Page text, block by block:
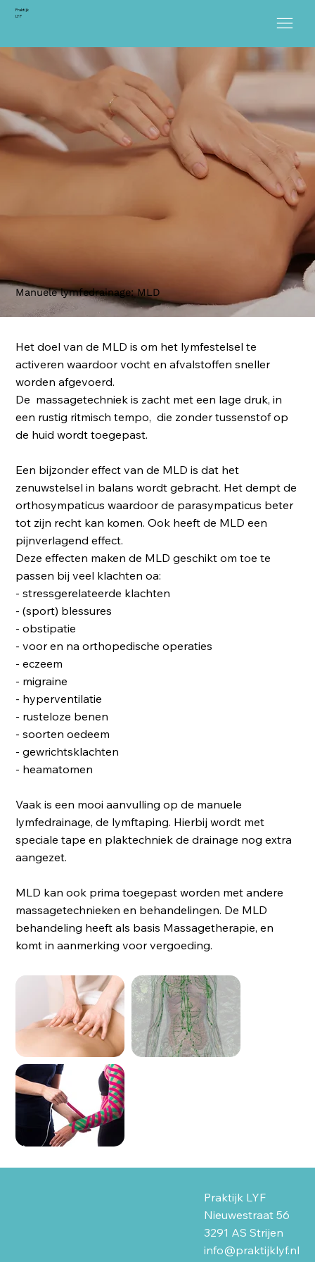
Praktijk
LYF
Manuele lymfedrainage: MLD
Het doel van de MLD is om het lymfestelsel te
activeren waardoor vocht en afvalstoffen sneller
worden afgevoerd.
De massagetechniek is zacht met een lage druk, in
een rustig ritmisch tempo, die zonder tussenstof op
de huid wordt toegepast.
Een bijzonder effect van de MLD is dat het
zenuwstelsel in balans wordt gebracht. Het dempt de
orthosympaticus waardoor de parasympaticus beter
tot zijn recht kan komen. Ook heeft de MLD een
pijnverlagend effect.
Deze effecten maken de MLD geschikt om toe te
passen bij veel klachten oa:
- stressgerelateerde klachten
- (sport) blessures
- obstipatie
- voor en na orthopedische operaties
- eczeem
- migraine
- hyperventilatie
- rusteloze benen
- soorten oedeem
- gewrichtsklachten
- heamatomen
Vaak is een mooi aanvulling op de manuele
lymfedrainage, de lymftaping. Hierbij wordt met
speciale tape en plaktechniek de drainage nog extra
aangezet.
MLD kan ook prima toegepast worden met andere
massagetechnieken en behandelingen. De MLD
behandeling heeft als basis Massagetherapie, en
komt in aanmerking voor vergoeding.
Praktijk LYF
Nieuwestraat 56
3291 AS Strijen
info@praktijklyf.nl